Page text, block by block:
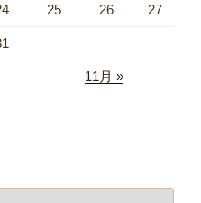
25 26 27
11月 »